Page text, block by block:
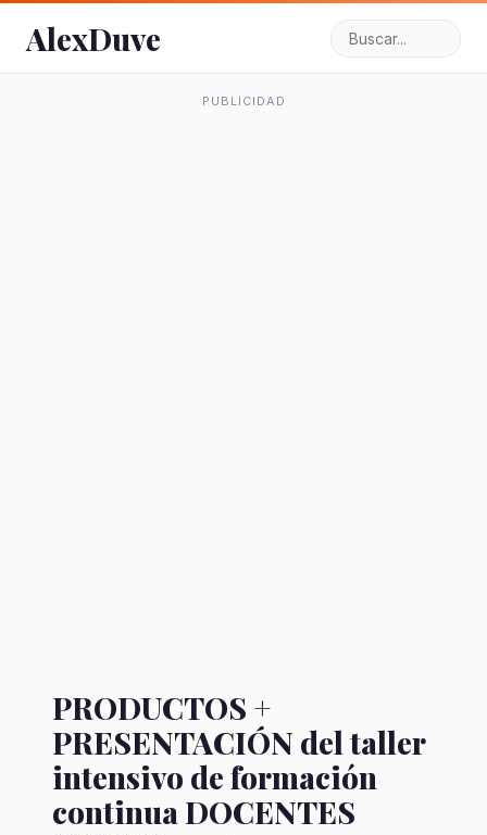
AlexDuve
PUBLICIDAD
PRODUCTOS +
PRESENTACIÓN del taller
intensivo de formación
continua DOCENTES